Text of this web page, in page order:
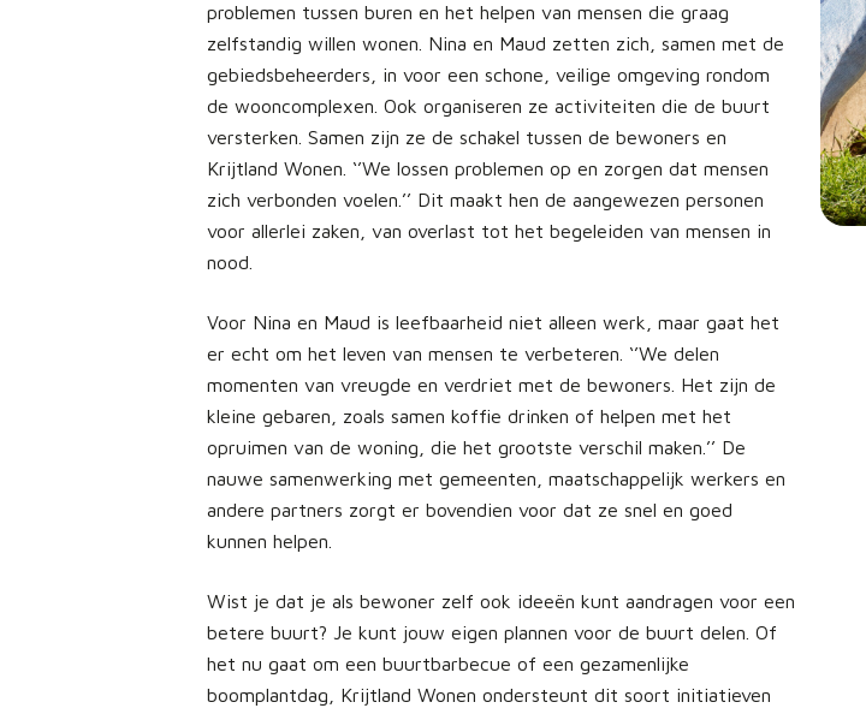
problemen tussen buren en het helpen van mensen die graag
zelfstandig willen wonen. Nina en Maud zetten zich, samen met de
gebiedsbeheerders, in voor een schone, veilige omgeving rondom
de wooncomplexen. Ook organiseren ze activiteiten die de buurt
versterken. Samen zijn ze de schakel tussen de bewoners en
Krijtland Wonen. ‘’We lossen problemen op en zorgen dat mensen
zich verbonden voelen.’’ Dit maakt hen de aangewezen personen
voor allerlei zaken, van overlast tot het begeleiden van mensen in
nood.
Voor Nina en Maud is leefbaarheid niet alleen werk, maar gaat het
er echt om het leven van mensen te verbeteren. ‘’We delen
momenten van vreugde en verdriet met de bewoners. Het zijn de
kleine gebaren, zoals samen koffie drinken of helpen met het
opruimen van de woning, die het grootste verschil maken.’’ De
nauwe samenwerking met gemeenten, maatschappelijk werkers en
andere partners zorgt er bovendien voor dat ze snel en goed
kunnen helpen.
Wist je dat je als bewoner zelf ook ideeën kunt aandragen voor een
betere buurt? Je kunt jouw eigen plannen voor de buurt delen. Of
het nu gaat om een buurtbarbecue of een gezamenlijke
boomplantdag, Krijtland Wonen ondersteunt dit soort initiatieven